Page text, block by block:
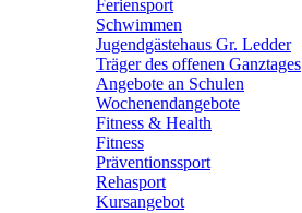
Feriensport
Schwimmen
Jugendgästehaus Gr. Ledder
Träger des offenen Ganztages
Angebote an Schulen
Wochenendangebote
Fitness & Health
Fitness
Präventionssport
Rehasport
Kursangebot